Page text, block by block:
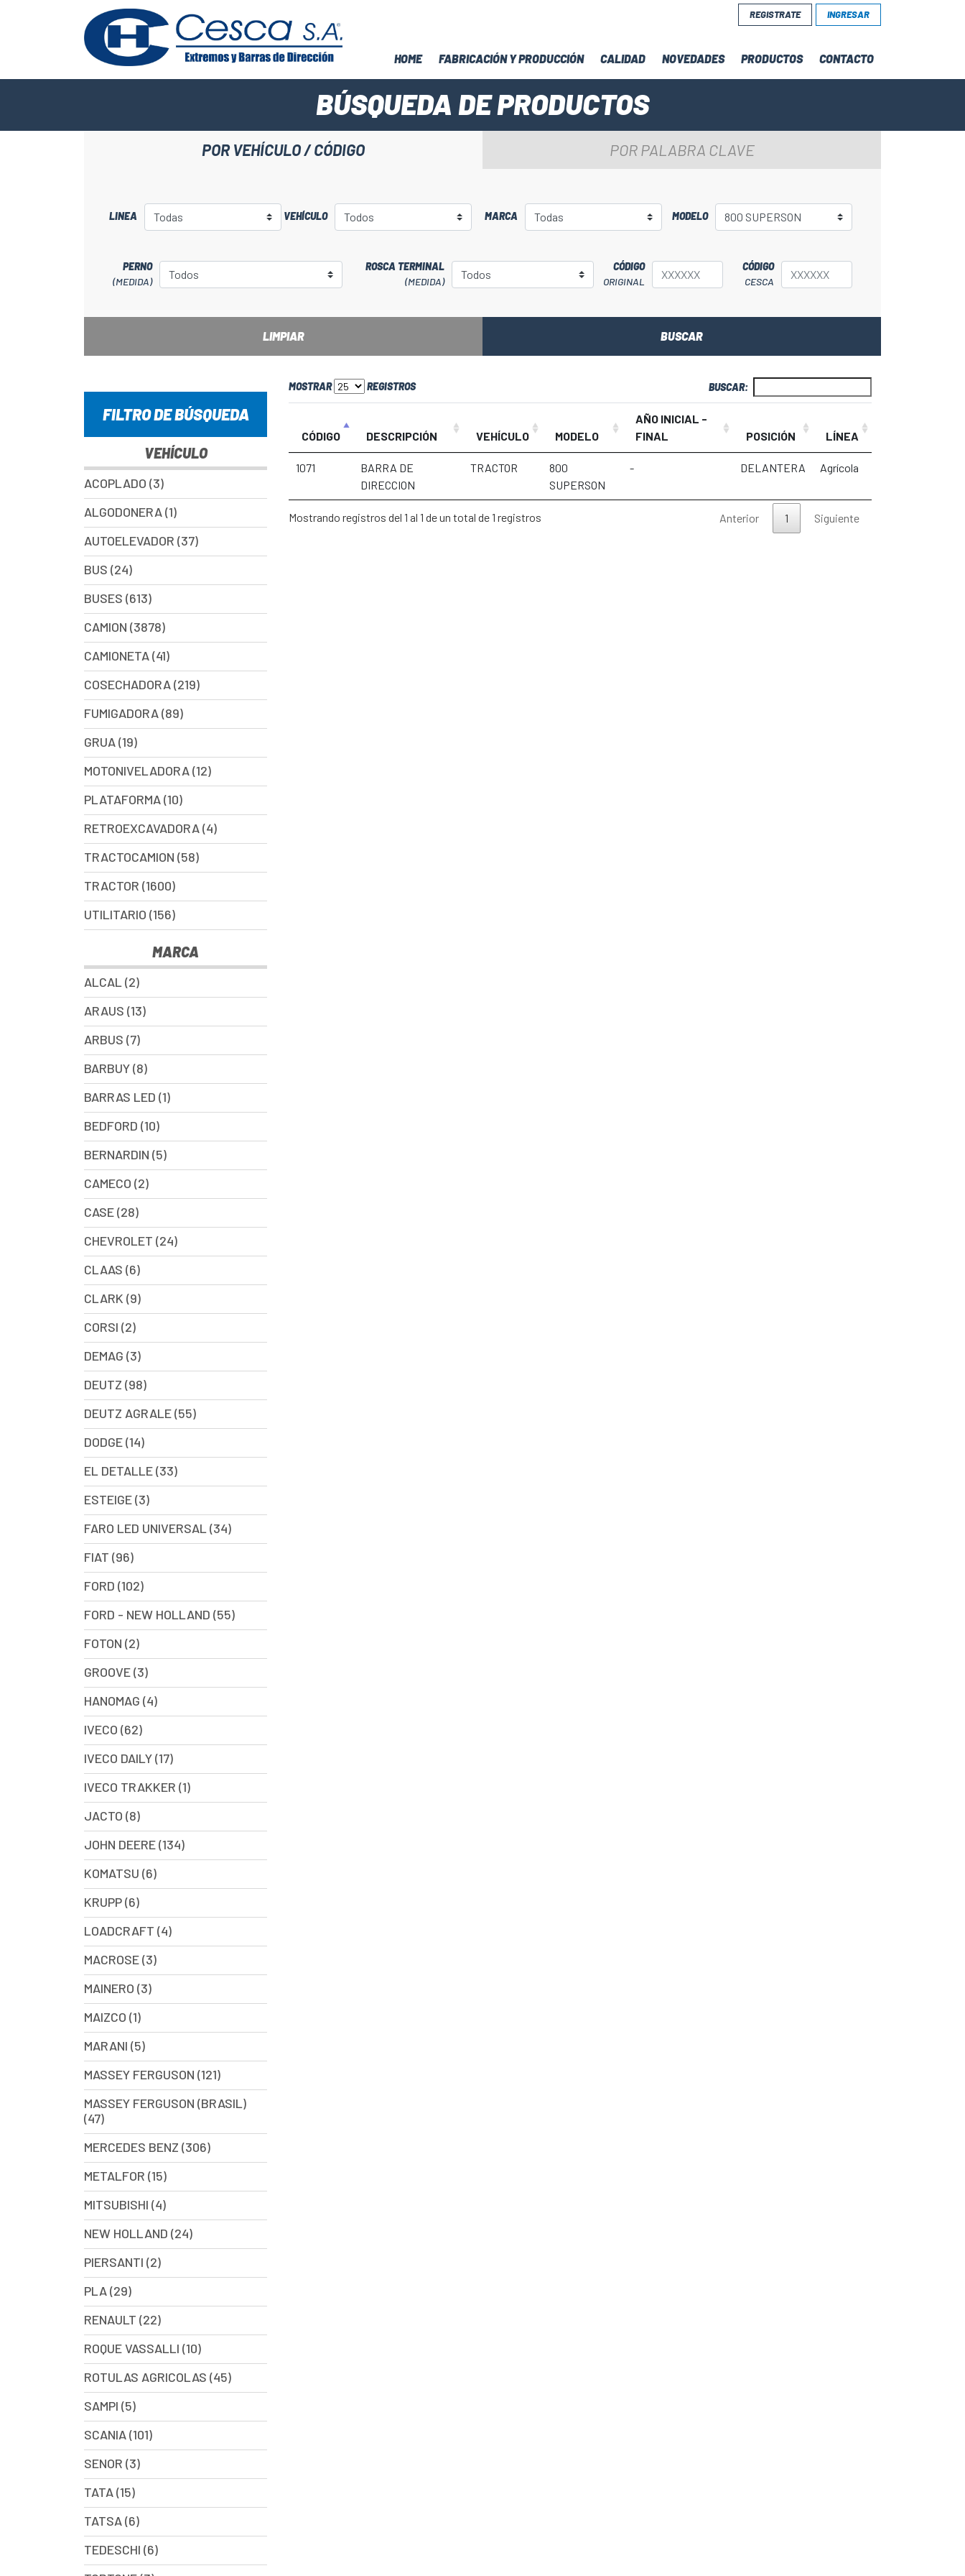
REGISTRATE INGRESAR
HOME FABRICACIÓN Y PRODUCCIÓN CALIDAD NOVEDADES PRODUCTOS CONTACTO
BÚSQUEDA DE PRODUCTOS
POR VEHÍCULO / CÓDIGO POR PALABRA CLAVE
LINEA VEHÍCULO MARCA MODELO
PERNO
(MEDIDA)
ROSCA TERMINAL
(MEDIDA)
CÓDIGO
ORIGINAL
CÓDIGO
CESCA
LIMPIAR BUSCAR
FILTRO DE BÚSQUEDA
VEHÍCULO
ACOPLADO (3)
ALGODONERA (1)
AUTOELEVADOR (37)
BUS (24)
BUSES (613)
CAMION (3878)
CAMIONETA (41)
COSECHADORA (219)
FUMIGADORA (89)
GRUA (19)
MOTONIVELADORA (12)
PLATAFORMA (10)
RETROEXCAVADORA (4)
TRACTOCAMION (58)
TRACTOR (1600)
UTILITARIO (156)
MARCA
ALCAL (2)
ARAUS (13)
ARBUS (7)
BARBUY (8)
BARRAS LED (1)
BEDFORD (10)
BERNARDIN (5)
CAMECO (2)
CASE (28)
CHEVROLET (24)
CLAAS (6)
CLARK (9)
CORSI (2)
DEMAG (3)
DEUTZ (98)
DEUTZ AGRALE (55)
DODGE (14)
EL DETALLE (33)
ESTEIGE (3)
FARO LED UNIVERSAL (34)
FIAT (96)
FORD (102)
FORD - NEW HOLLAND (55)
FOTON (2)
GROOVE (3)
HANOMAG (4)
IVECO (62)
IVECO DAILY (17)
IVECO TRAKKER (1)
JACTO (8)
JOHN DEERE (134)
KOMATSU (6)
KRUPP (6)
LOADCRAFT (4)
MACROSE (3)
MAINERO (3)
MAIZCO (1)
MARANI (5)
MASSEY FERGUSON (121)
MASSEY FERGUSON (BRASIL)
(47)
MERCEDES BENZ (306)
METALFOR (15)
MITSUBISHI (4)
NEW HOLLAND (24)
PIERSANTI (2)
PLA (29)
RENAULT (22)
ROQUE VASSALLI (10)
ROTULAS AGRICOLAS (45)
SAMPI (5)
SCANIA (101)
SENOR (3)
TATA (15)
TATSA (6)
TEDESCHI (6)
MOSTRAR REGISTROS BUSCAR:
CÓDIGO DESCRIPCIÓN VEHÍCULO MODELO
AÑO INICIAL -
FINAL
POSICIÓN LÍNEA
1071
BARRA DE
DIRECCION
TRACTOR
800
SUPERSON
- DELANTERA Agrícola
Mostrando registros del 1 al 1 de un total de 1 registros Anterior 1 Siguiente